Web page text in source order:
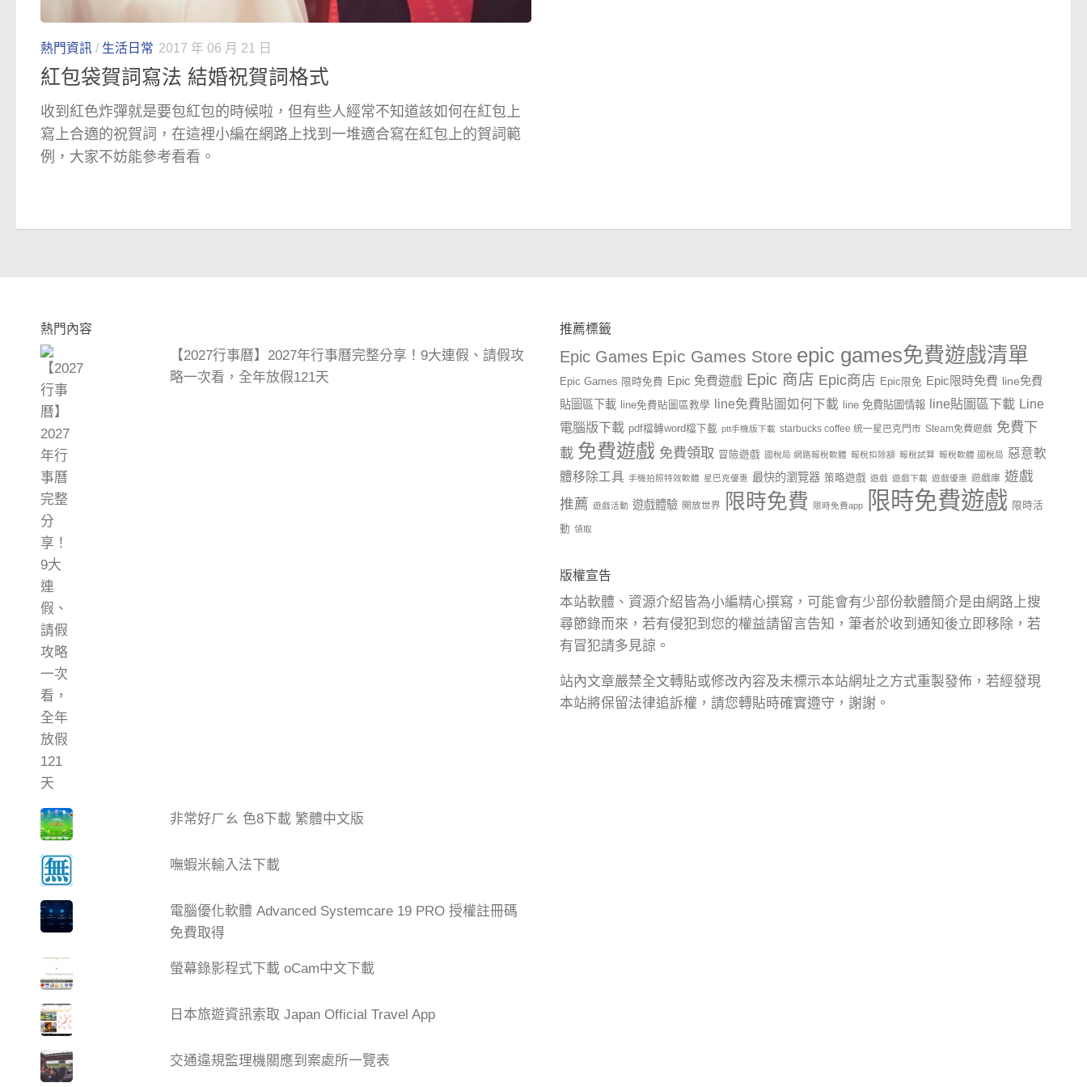
熱門資訊 / 生活日常 2017 年 06 月 21 日
紅包袋賀詞寫法 結婚祝賀詞格式
收到紅色炸彈就是要包紅包的時候啦，但有些人經常不知道該如何在紅包上
寫上合適的祝賀詞，在這裡小編在網路上找到一堆適合寫在紅包上的賀詞範
例，大家不妨能參考看看。
熱門內容
【2027行事曆】2027年行事曆完整分享！9大連假、請假攻
略一次看，全年放假121天
非常好ㄏㄠ 色8下載 繁體中文版
嘸蝦米輸入法下載
電腦優化軟體 Advanced Systemcare 19 PRO 授權註冊碼
免費取得
螢幕錄影程式下載 oCam中文下載
日本旅遊資訊索取 Japan Official Travel App
交通違規監理機關應到案處所一覽表
推薦標籤
Epic Games Epic Games Store epic games免費遊戲清單
Epic Games 限時免費 Epic 免費遊戲 Epic 商店 Epic商店 Epic限免 Epic限時免費 line免費
貼圖區下載
line免費貼圖區教學 line免費貼圖如何下載 line 免費貼圖情報 line貼圖區下載 Line
電腦版下載 pdf檔轉word檔下載 ptt手機版下載 starbucks coffee 統一星巴克門市 Steam免費遊戲 免費下
載 免費遊戲 免費領取 冒險遊戲 國稅局 網路報稅軟體 報稅扣除額 報稅試算 報稅軟體 國稅局 惡意軟
體移除工具 手機拍照特效軟體 星巴克優惠 最快的瀏覽器 策略遊戲 遊戲 遊戲下載 遊戲優惠 遊戲庫 遊戲
推薦 遊戲活動 遊戲體驗 開放世界 限時免費 限時免費app 限時免費遊戲 限時活
動 領取
版權宣告
本站軟體、資源介紹皆為小編精心撰寫，可能會有少部份軟體簡介是由網路上搜
尋節錄而來，若有侵犯到您的權益請留言告知，筆者於收到通知後立即移除，若
有冒犯請多見諒。
站內文章嚴禁全文轉貼或修改內容及未標示本站網址之方式重製發佈，若經發現
本站將保留法律追訴權，請您轉貼時確實遵守，謝謝。